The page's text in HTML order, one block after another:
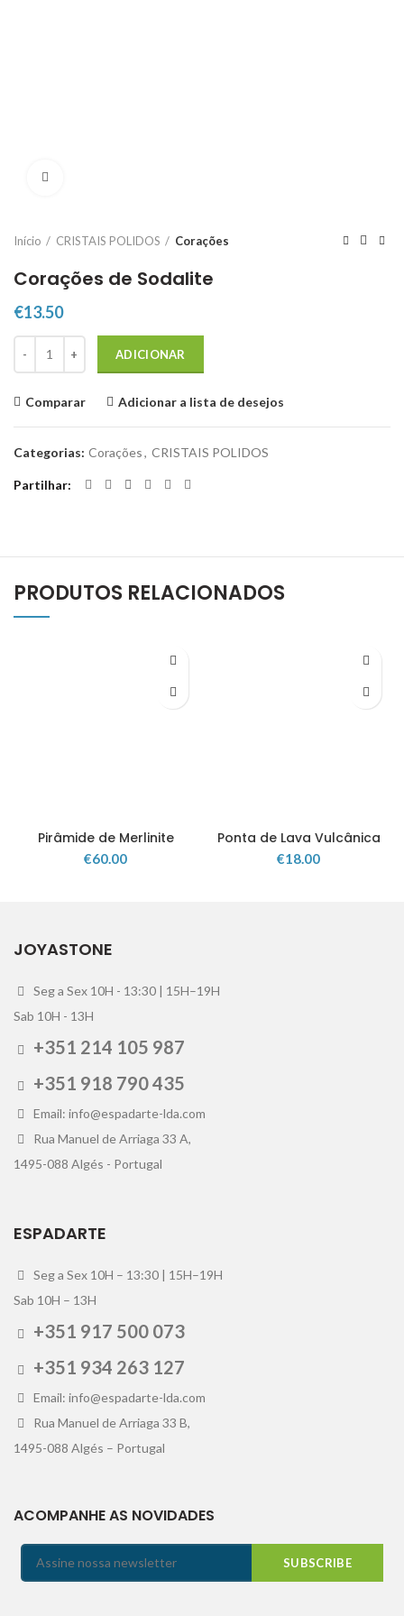
Início CRISTAIS POLIDOS Corações
Corações de Sodalite
€13.50
ADICIONAR
Comparar Adicionar a lista de desejos
Categorias: Corações, CRISTAIS POLIDOS
Partilhar
PRODUTOS RELACIONADOS
Pirâmide de Merlinite
€60.00
Ponta de Lava Vulcânica
€18.00
JOYASTONE
Seg a Sex 10H - 13:30 | 15H–19H
Sab 10H - 13H
+351 214 105 987
+351 918 790 435
Email: info@espadarte-lda.com
Rua Manuel de Arriaga 33 A,
1495-088 Algés - Portugal
ESPADARTE
Seg a Sex 10H – 13:30 | 15H–19H
Sab 10H – 13H
+351 917 500 073
+351 934 263 127
Email: info@espadarte-lda.com
Rua Manuel de Arriaga 33 B,
1495-088 Algés – Portugal
ACOMPANHE AS NOVIDADES